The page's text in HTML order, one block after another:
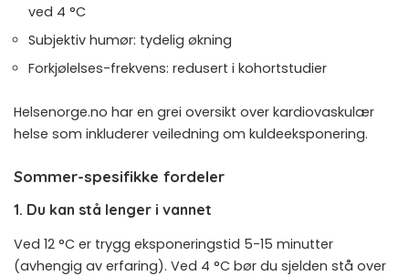
ved 4 °C
Subjektiv humør: tydelig økning
Forkjølelses-frekvens: redusert i kohortstudier
Helsenorge.no har en grei oversikt over kardiovaskulær
helse som inkluderer veiledning om kuldeeksponering.
Sommer-spesifikke fordeler
1. Du kan stå lenger i vannet
Ved 12 °C er trygg eksponeringstid 5-15 minutter
(avhengig av erfaring). Ved 4 °C bør du sjelden stå over